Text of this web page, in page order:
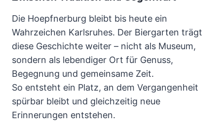
Die Hoepfnerburg bleibt bis heute ein
Wahrzeichen Karlsruhes. Der Biergarten trägt
diese Geschichte weiter – nicht als Museum,
sondern als lebendiger Ort für Genuss,
Begegnung und gemeinsame Zeit.
So entsteht ein Platz, an dem Vergangenheit
spürbar bleibt und gleichzeitig neue
Erinnerungen entstehen.